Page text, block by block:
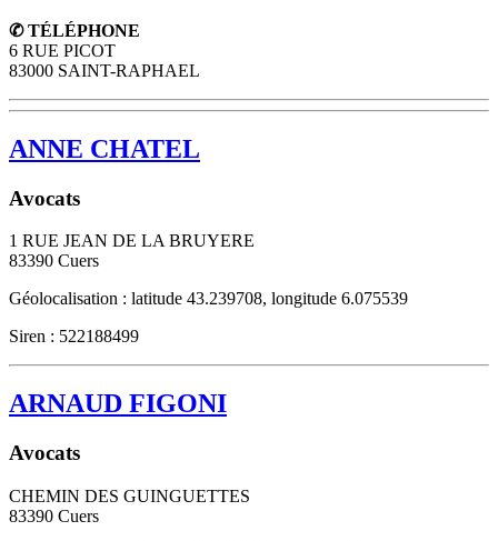
✆ TÉLÉPHONE
6 RUE PICOT
83000 SAINT-RAPHAEL
ANNE CHATEL
Avocats
1 RUE JEAN DE LA BRUYERE
83390 Cuers
Géolocalisation : latitude 43.239708, longitude 6.075539
Siren : 522188499
ARNAUD FIGONI
Avocats
CHEMIN DES GUINGUETTES
83390 Cuers